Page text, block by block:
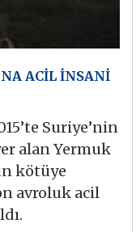
ACİL İNSANİ
Suriye’nin
alan Yermuk
kötüye
avroluk acil